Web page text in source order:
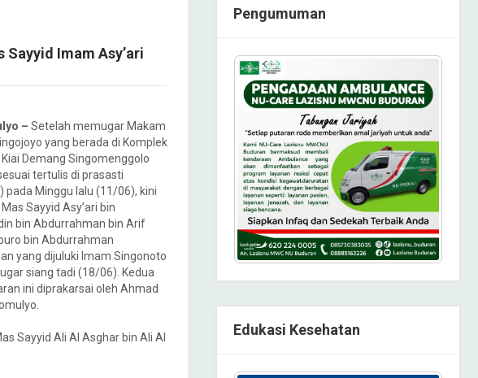
Imam Asy’ari
– Setelah memugar Makam
yang berada di Komplek
Demang Singomenggolo
tertulis di prasasti
pada Minggu lalu (11/06), kini
Sayyid Asy’ari bin
bin Abdurrahman bin Arif
bin Abdurrahman
yang dijuluki Imam Singonoto
siang tadi (18/06). Kedua
ini diprakarsai oleh Ahmad
Sayyid Ali Al Asghar bin Ali Al
Pengumuman
Edukasi Kesehatan